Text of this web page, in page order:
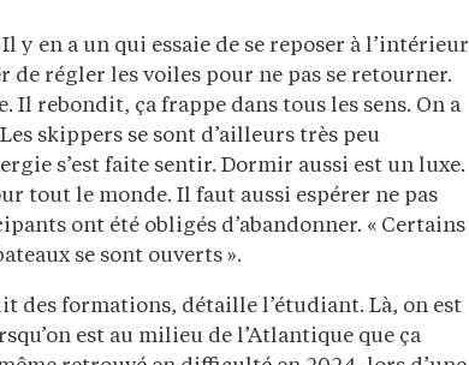
y en a un qui essaie de se reposer à l’intérieur
de régler les voiles pour ne pas se retourner.
Il rebondit, ça frappe dans tous les sens. On a
skippers se sont d’ailleurs très peu
s’est faite sentir. Dormir aussi est un luxe.
tout le monde. Il faut aussi espérer ne pas
ont été obligés d’abandonner. « Certains
se sont ouverts ».
des formations, détaille l’étudiant. Là, on est
est au milieu de l’Atlantique que ça